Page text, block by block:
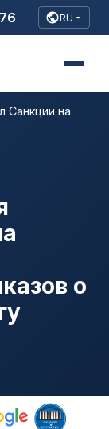
RU
Санкции на
о